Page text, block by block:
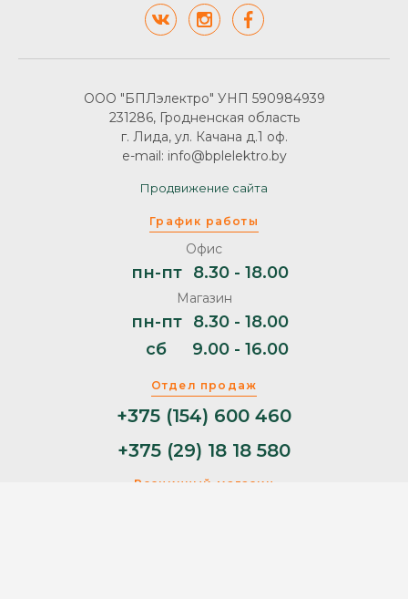
Отдел продаж
+375 (154) 600 460
+375 (29) 18 18 580
Розничный магазин
График работы
Офис
пн-пт 8.30 - 18.00
Магазин
пн-пт
8.30 - 18.00
сб
9.00 - 16.00
ООО "БПЛэлектро" УНП 590984939
231286, Гродненская область
г. Лида, ул. Качана д.1 оф.
e-mail: info@bplelektro.by
Продвижение сайта